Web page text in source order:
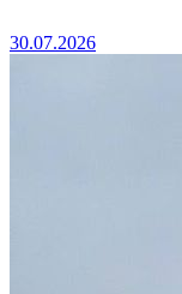
30.07.2026